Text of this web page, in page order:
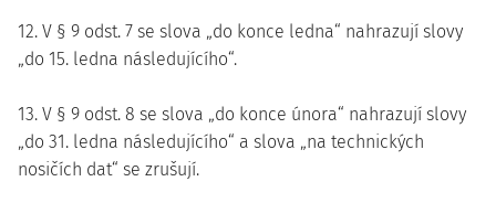
12. V § 9 odst. 7 se slova „do konce ledna“ nahrazují slovy
„do 15. ledna následujícího“.
13. V § 9 odst. 8 se slova „do konce února“ nahrazují slovy
„do 31. ledna následujícího“ a slova „na technických
nosičích dat“ se zrušují.